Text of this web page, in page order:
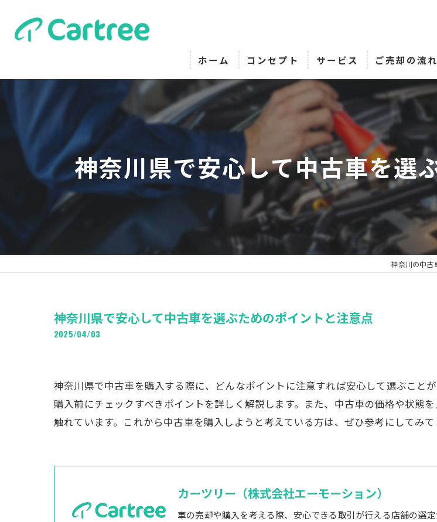
ホーム コンセプト サービス ご売却の流れ
神奈川県で安心して中古車を選
神奈川の中古
神奈川県で安心して中古車を選ぶためのポイントと注意点
2025/04/03
神奈川県で中古車を購入する際に、どんなポイントに注意すれば安心して選ぶこと
購入前にチェックすべきポイントを詳しく解説します。また、中古車の価格や状態
触れています。これから中古車を購入しようと考えている方は、ぜひ参考にしてみて
カーツリー（株式会社エーモーション）
車の売却や購入を考える際、安心できる取引が行える店舗の選